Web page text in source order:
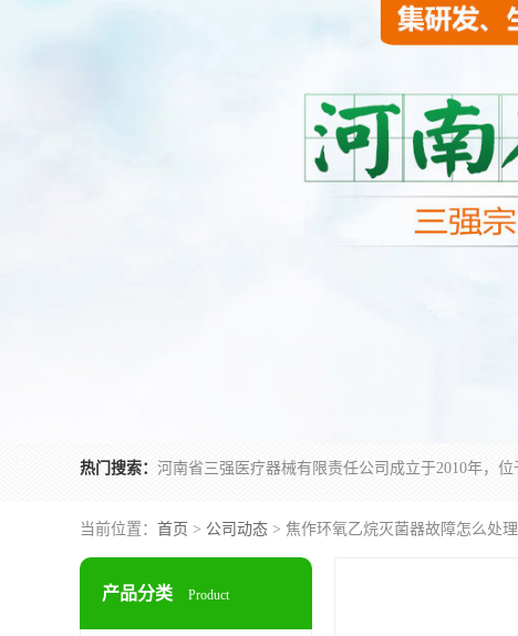
热门搜索：
当前位置： 首页 > 公司动态 > 焦作环氧乙烷灭菌器故障怎么处理
产品分类 Product